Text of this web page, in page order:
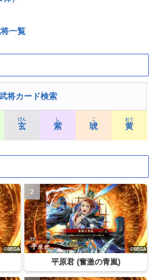
一覧
将カード検索
玄
げん
紫
し
琥
こ
黄
おう
平原君 (奮激の青嵐)